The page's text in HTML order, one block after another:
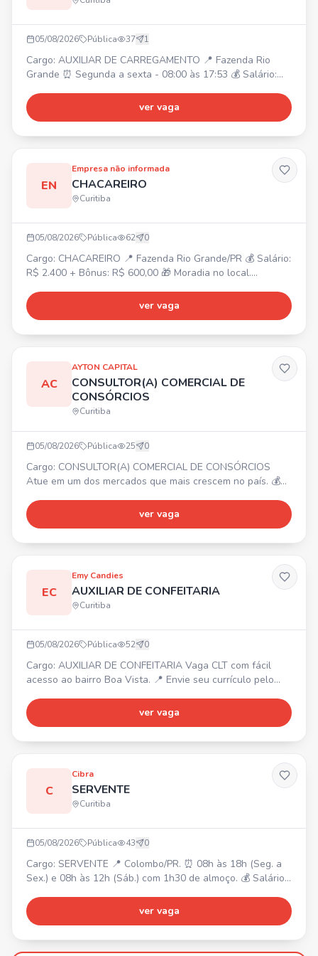
odontológico, seguro de vida, auxílio-creche, plano de
PCD e pessoas 50+.
05/08/2026 Pública 37 1
Cargo: AUXILIAR DE CARREGAMENTO 📍 Fazenda Rio
Grande ⏰ Segunda a sexta - 08:00 às 17:53 💰 Salário:
alimentação no local. Requisitos: - Residir na Fazenda Rio
Grande ou de fácil acesso. - Experiência comprovada em
ver vaga
EN
Empresa não informada
CHACAREIRO
Curitiba
05/08/2026 Pública 62 0
Cargo: CHACAREIRO 📍 Fazenda Rio Grande/PR 💰 Salário:
R$ 2.400 + Bônus: R$ 600,00 🎁 Moradia no local.
de grama, jardim, horta, pomar, limpeza e pequenos
reparos. Requisitos: Experiência como chacareiro/caseiro,
ver vaga
AC
AYTON CAPITAL
CONSULTOR(A) COMERCIAL DE
CONSÓRCIOS
Curitiba
05/08/2026 Pública 25 0
Cargo: CONSULTOR(A) COMERCIAL DE CONSÓRCIOS
Atue em um dos mercados que mais crescem no país. 💰
comissionado sem teto de ganhos. ✨ Para início imediato.
🧑‍💻 Treinamento completo, suporte e ferramentas. 📈
ver vaga
EC
Emy Candies
AUXILIAR DE CONFEITARIA
Curitiba
05/08/2026 Pública 52 0
Cargo: AUXILIAR DE CONFEITARIA Vaga CLT com fácil
acesso ao bairro Boa Vista. 📍 Envie seu currículo pelo
ver vaga
C
Cibra
SERVENTE
Curitiba
05/08/2026 Pública 43 0
Cargo: SERVENTE 📍 Colombo/PR. ⏰ 08h às 18h (Seg. a
Sex.) e 08h às 12h (Sáb.) com 1h30 de almoço. 💰 Salário
• Disposição para esforço físico. • Fácil acesso ao Centro
de Colombo. Responsabilidades: • Auxiliar em produção,
descarregamento e movimentação de materiais. •
ver vaga